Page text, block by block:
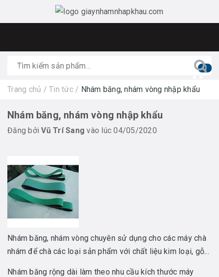
0
Trang chủ / Tin tức / Nhám băng, nhám vòng nhập khẩu
Nhám băng, nhám vòng nhập khẩu
Đăng bởiVũ Trí Sang vào lúc 04/05/2020
Nhám băng, nhám vòng chuyên sử dụng cho các máy chà
nhám để chà các loại sản phẩm với chất liệu kim loại, gỗ...
Nhám băng rộng dài làm theo nhu cầu kích thước máy